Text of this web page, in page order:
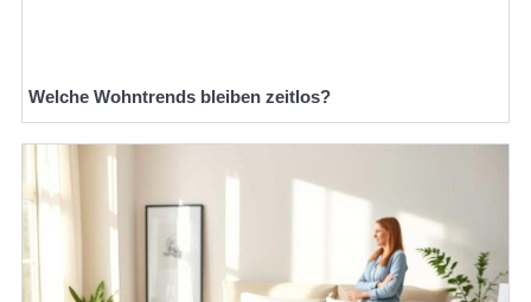
Welche Wohntrends bleiben zeitlos?